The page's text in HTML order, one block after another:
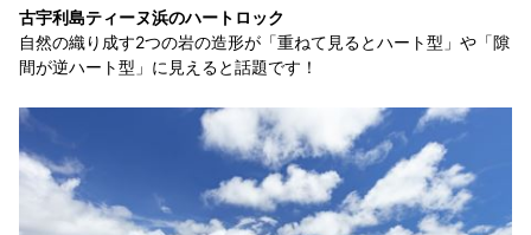
古宇利島ティーヌ浜のハートロック
自然の織り成す2つの岩の造形が「重ねて見るとハート型」や「隙
間が逆ハート型」に見えると話題です！